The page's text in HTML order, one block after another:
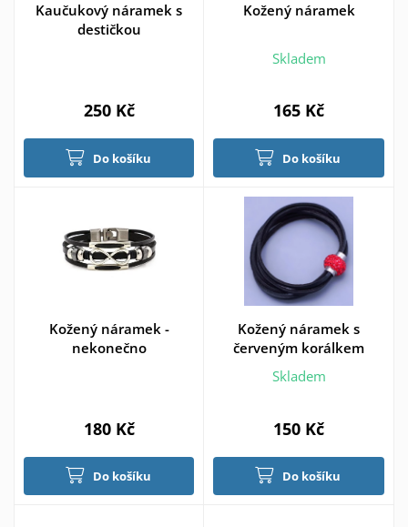
Kaučukový náramek s
destičkou
250 Kč
Do košíku
Kožený náramek
Skladem
165 Kč
Do košíku
Kožený náramek -
nekonečno
180 Kč
Do košíku
Kožený náramek s
červeným korálkem
Skladem
150 Kč
Do košíku